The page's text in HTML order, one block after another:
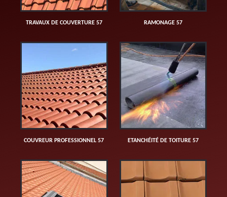
TRAVAUX DE COUVERTURE 57 RAMONAGE 57
COUVREUR PROFESSIONNEL 57 ETANCHÉITÉ DE TOITURE 57